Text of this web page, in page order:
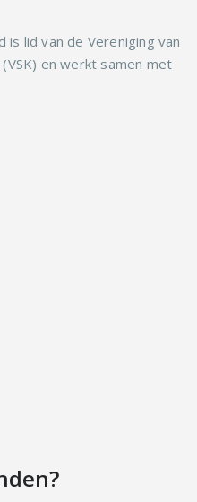
is lid van de Vereniging van
en werkt samen met